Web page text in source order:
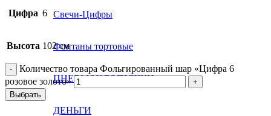
Свечи-Цифры
Фонтаны тортовые
ПНЕВМОХЛОПУШКИ
ДЕНЬГИ
Цифра 6
Высота 102 см
Количество товара Фольгированный шар «Цифра 6
розовое золото»
Выбрать